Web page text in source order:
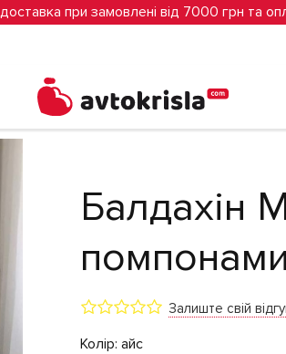
при замовлені від 7000 грн та
Балдахін
Залиште свій
Колір: айс